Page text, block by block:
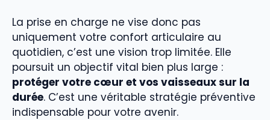
La prise en charge ne vise donc pas
uniquement votre confort articulaire au
quotidien, c’est une vision trop limitée. Elle
poursuit un objectif vital bien plus large :
protéger votre cœur et vos vaisseaux sur la
durée. C’est une véritable stratégie préventive
indispensable pour votre avenir.